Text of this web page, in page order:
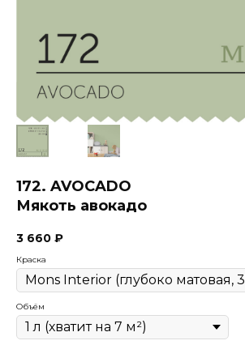
172. AVOCADO
Мякоть авокадо
3 660 ₽
Краска
Объём